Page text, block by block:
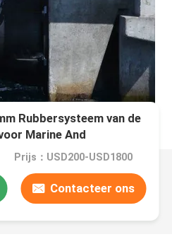
Rubbersysteem van de
Marine And
Prijs：USD200-USD1800
Contacteer ons